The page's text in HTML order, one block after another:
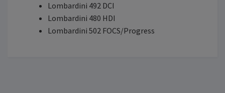
Lombardini 492 DCI
Lombardini 480 HDI
Lombardini 502 FOCS/Progress